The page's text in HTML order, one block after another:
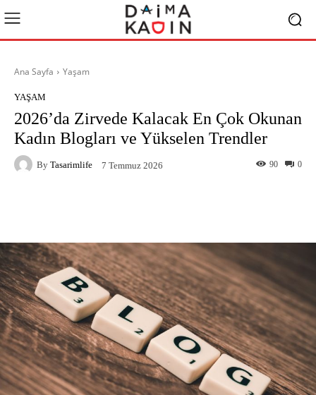
Ana Sayfa Yaşam
YAŞAM
2026’da Zirvede Kalacak En Çok Okunan
Kadın Blogları ve Yükselen Trendler
By Tasarimlife 7 Temmuz 2026 0
90